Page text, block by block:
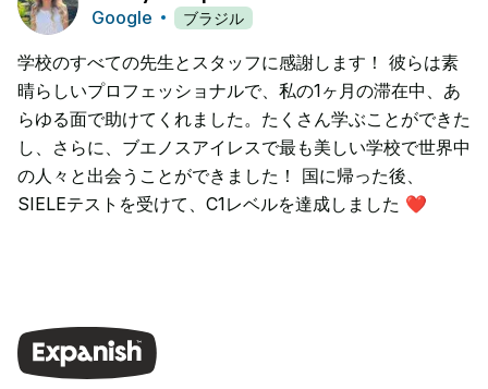
Google ブラジル
学校のすべての先生とスタッフに感謝します！ 彼らは素
晴らしいプロフェッショナルで、私の1ヶ月の滞在中、あ
らゆる面で助けてくれました。たくさん学ぶことができた
し、さらに、ブエノスアイレスで最も美しい学校で世界中
の人々と出会うことができました！ 国に帰った後、
SIELEテストを受けて、C1レベルを達成しました ❤